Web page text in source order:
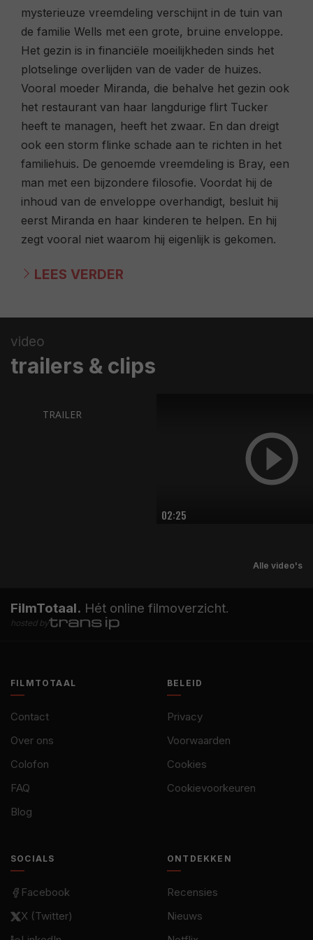
mysterieuze vreemdeling verschijnt in de tuin van
de familie Wells met een grote, bruine enveloppe.
Het gezin is in financiële moeilijkheden sinds het
plotselinge overlijden van de vader de huizes.
Vooral moeder Miranda, die behalve het gezin ook
het restaurant van haar langdurige flirt Tucker
heeft te managen, heeft het zwaar. En dan dreigt
ook een storm flinke schade aan te richten in het
familiehuis. De genoemde vreemdeling is Bray, een
man met een bijzondere filosofie. Voordat hij de
inhoud van de enveloppe overhandigt, besluit hij
eerst Miranda en haar kinderen te helpen. En hij
zegt vooral niet waarom hij eigenlijk is gekomen.
LEES VERDER
video
trailers & clips
02:25
TRAILER
Alle video's
FilmTotaal. Hét online filmoverzicht.
hosted by
FILMTOTAAL
Contact
Over ons
Colofon
FAQ
Blog
BELEID
Privacy
Voorwaarden
Cookies
Cookievoorkeuren
SOCIALS
Facebook
X (Twitter)
ONTDEKKEN
Recensies
Nieuws